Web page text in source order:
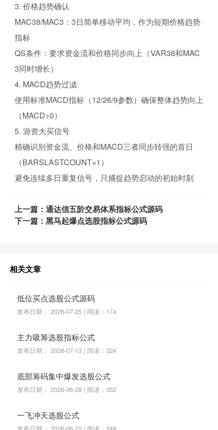
3. 价格趋势确认
​​MAC38/MAC3​​：3日简单移动平均，作为短期价格趋势
指标
​​QS条件​​：要求资金流和价格同步向上（VAR38和MAC
3同时增长）
4. MACD趋势过滤
使用标准MACD指标（12/26/9参数）确保整体趋势向上
（MACD>0）
5. 游资大买信号
精确识别资金流、价格和MACD三者同步转强的首日
（BARSLASTCOUNT=1）
避免连续多日重复信号，只捕捉趋势启动的初始时刻
上一篇：通达信五阶交易体系指标公式源码
下一篇：黑马起爆点选股指标公式源码
相关文章
低位买点选股公式源码
发布日期： 2026-07-25 | 阅读：174
主力吸筹选股指标公式
发布日期： 2026-07-13 | 阅读：324
底部筹码集中爆发选股公式
发布日期： 2026-06-28 | 阅读：352
一飞冲天选股公式